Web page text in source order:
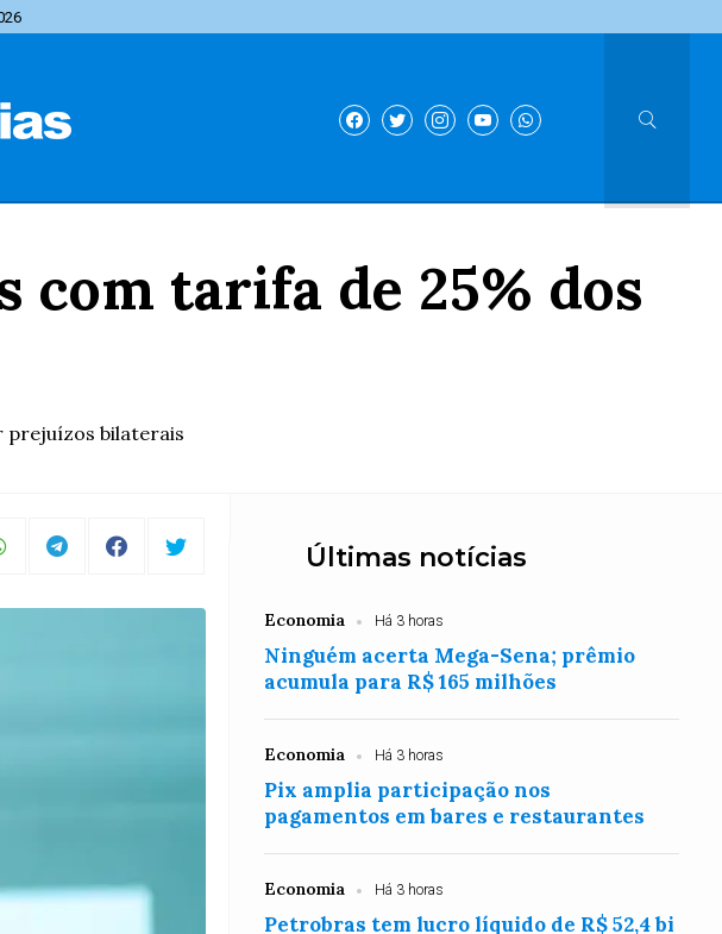
com tarifa de 25% dos
prejuízos bilaterais
Últimas notícias
Economia Há 3 horas
Ninguém acerta Mega-Sena; prêmio
acumula para R$ 165 milhões
Economia Há 3 horas
Pix amplia participação nos
pagamentos em bares e restaurantes
Economia Há 3 horas
Petrobras tem lucro líquido de R$ 52,4 bi